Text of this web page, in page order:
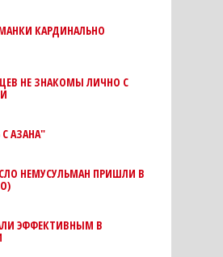
КАРДИНАЛЬНО
НЕ ЗНАКОМЫ ЛИЧНО С
АЗАНА"
НЕМУСУЛЬМАН ПРИШЛИ В
ЭФФЕКТИВНЫМ В